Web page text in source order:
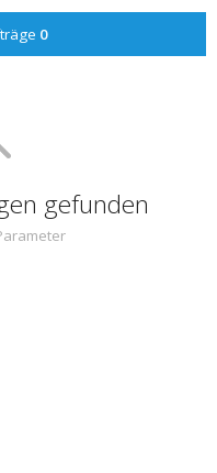
0
gefunden